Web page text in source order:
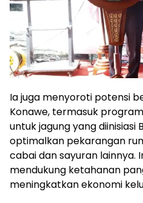
Ia juga menyoroti potensi
Konawe, termasuk
untuk jagung yang diinisiasi
optimalkan pekarangan
cabai dan sayuran lainnya.
mendukung ketahanan
meningkatkan ekonomi